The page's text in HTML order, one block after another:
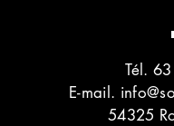
Tél.
E-mail.
54325